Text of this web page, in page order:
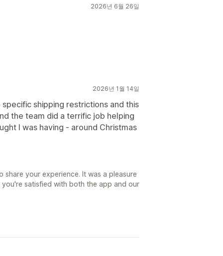
2026년 6월 26일
2026년 1월 14일
shipping restrictions and this
the team did a terrific job helping
I was having - around Christmas
your experience. It was a pleasure
satisfied with both the app and our